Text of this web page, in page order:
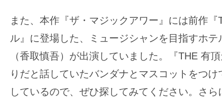
また、本作『ザ・マジックアワー』には前作『
ル』に登場した、ミュージシャンを目指すホテ
（香取慎吾）が出演していました。『THE 有
りだと話していたバンダナとマスコットをつ
しているので、ぜひ探してみてください。さ